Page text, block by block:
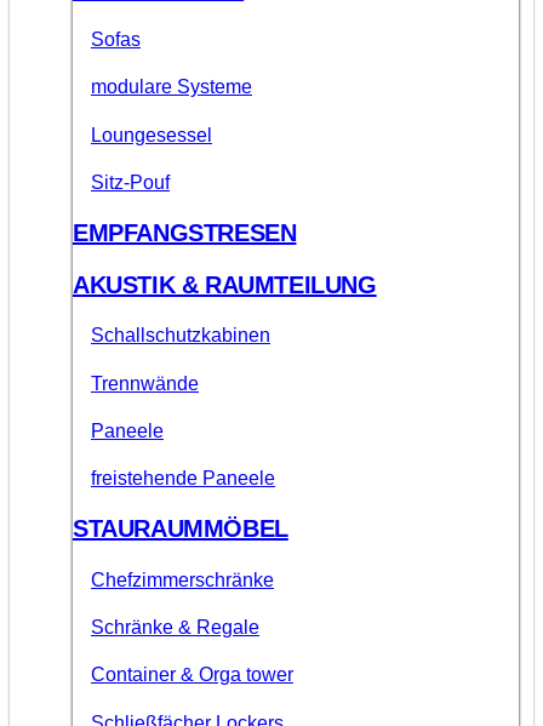
Sofas
modulare Systeme
Loungesessel
Sitz-Pouf
EMPFANGSTRESEN
AKUSTIK & RAUMTEILUNG
Schallschutzkabinen
Trennwände
Paneele
freistehende Paneele
STAURAUMMÖBEL
Chefzimmerschränke
Schränke & Regale
Container & Orga tower